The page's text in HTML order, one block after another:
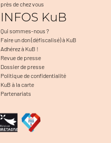
près de chez vous
INFOS KuB
Qui sommes-nous ?
Faire un don (défiscalisé) à KuB
Adhérez à KuB !
Revue de presse
Dossier de presse
Politique de confidentialité
KuB à la carte
Partenariats